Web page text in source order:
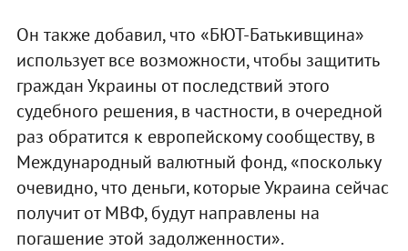
Он также добавил, что «БЮТ-Батькивщина»
использует все возможности, чтобы защитить
граждан Украины от последствий этого
судебного решения, в частности, в очередной
раз обратится к европейскому сообществу, в
Международный валютный фонд, «поскольку
очевидно, что деньги, которые Украина сейчас
получит от МВФ, будут направлены на
погашение этой задолженности».